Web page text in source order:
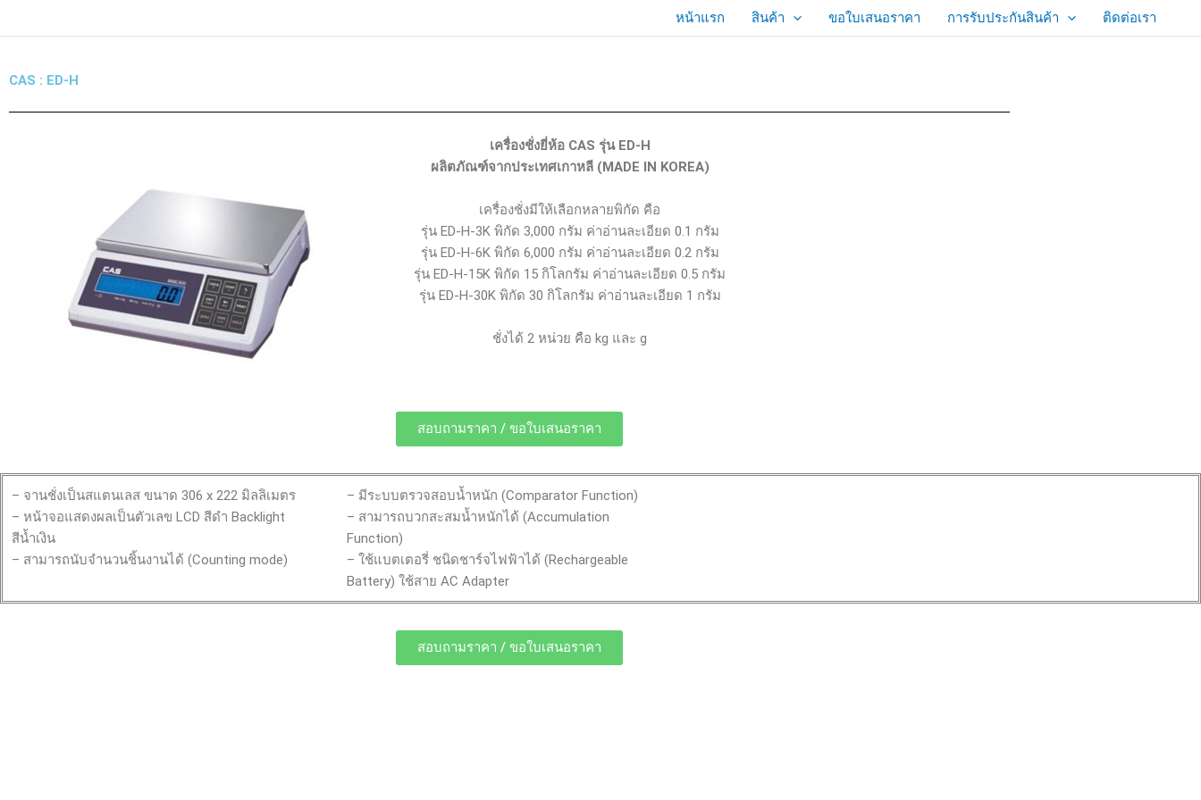
หน้าแรก สินค้า ขอใบเสนอราคา การรับประกันสินค้า ติดต่อเรา
CAS : ED-H
เครื่องชั่งยี่ห้อ CAS รุ่น ED-H
ผลิตภัณฑ์จากประเทศเกาหลี (MADE IN KOREA)
เครื่องชั่งมีให้เลือกหลายพิกัด คือ
รุ่น ED-H-3K พิกัด 3,000 กรัม ค่าอ่านละเอียด 0.1 กรัม
รุ่น ED-H-6K พิกัด 6,000 กรัม ค่าอ่านละเอียด 0.2 กรัม
รุ่น ED-H-15K พิกัด 15 กิโลกรัม ค่าอ่านละเอียด 0.5 กรัม
รุ่น ED-H-30K พิกัด 30 กิโลกรัม ค่าอ่านละเอียด 1 กรัม
ชั่งได้ 2 หน่วย คือ kg และ g
สอบถามราคา / ขอใบเสนอราคา
– จานชั่งเป็นสแตนเลส ขนาด 306 x 222 มิลลิเมตร
– หน้าจอแสดงผลเป็นตัวเลข LCD สีดำ Backlight
สีน้ำเงิน
– สามารถนับจำนวนชิ้นงานได้ (Counting mode)
– มีระบบตรวจสอบน้ำหนัก (Comparator Function)
– สามารถบวกสะสมน้ำหนักได้ (Accumulation
Function)
– ใช้แบตเตอรี่ ชนิดชาร์จไฟฟ้าได้ (Rechargeable
Battery) ใช้สาย AC Adapter
สอบถามราคา / ขอใบเสนอราคา